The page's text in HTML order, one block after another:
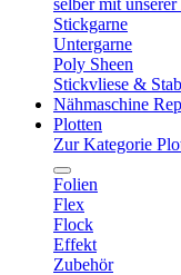
selber mit
Stickgarne
Untergarne
Poly Sheen
Stickvliese &
Nähmaschine
Plotten
Zur Kategorie
Folien
Flex
Flock
Effekt
Zubehör